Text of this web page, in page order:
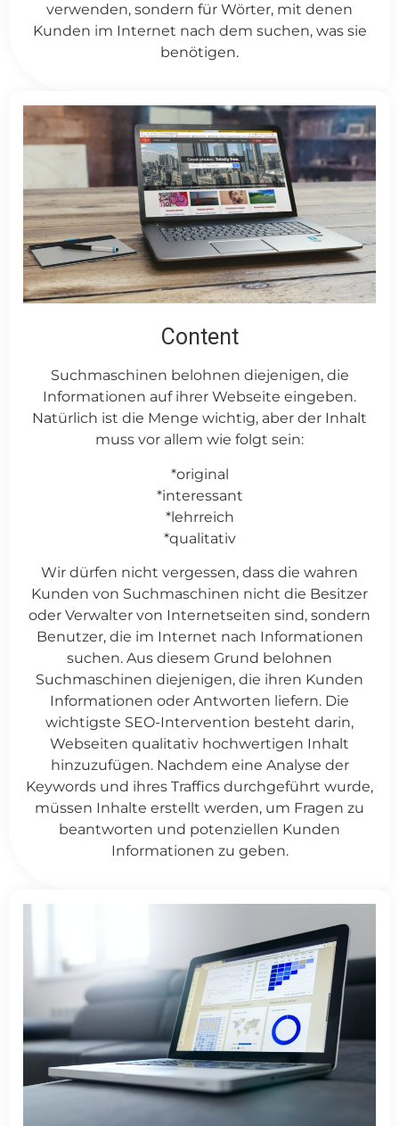
verwenden, sondern für Wörter, mit denen
Kunden im Internet nach dem suchen, was sie
benötigen.
Content
Suchmaschinen belohnen diejenigen, die
Informationen auf ihrer Webseite eingeben.
Natürlich ist die Menge wichtig, aber der Inhalt
muss vor allem wie folgt sein:
*original
*interessant
*lehrreich
*qualitativ
Wir dürfen nicht vergessen, dass die wahren
Kunden von Suchmaschinen nicht die Besitzer
oder Verwalter von Internetseiten sind, sondern
Benutzer, die im Internet nach Informationen
suchen. Aus diesem Grund belohnen
Suchmaschinen diejenigen, die ihren Kunden
Informationen oder Antworten liefern. Die
wichtigste SEO-Intervention besteht darin,
Webseiten qualitativ hochwertigen Inhalt
hinzuzufügen. Nachdem eine Analyse der
Keywords und ihres Traffics durchgeführt wurde,
müssen Inhalte erstellt werden, um Fragen zu
beantworten und potenziellen Kunden
Informationen zu geben.